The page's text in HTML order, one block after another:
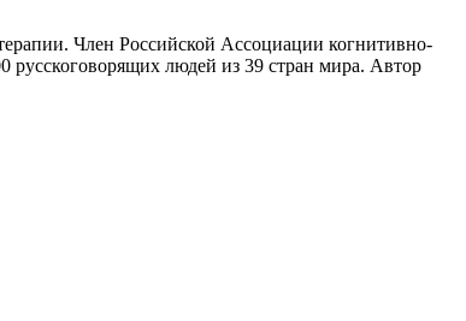
Член Российской Ассоциации когнитивно-
русскоговорящих людей из 39 стран мира. Автор